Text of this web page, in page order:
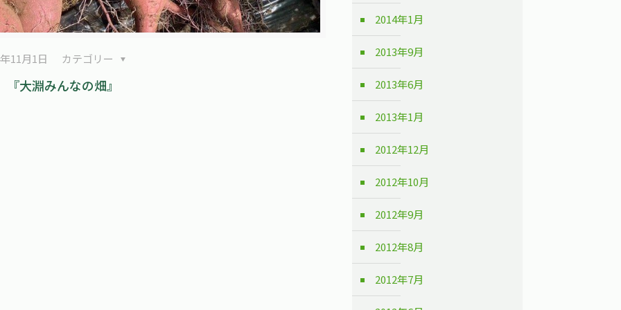
11月1日 カテゴリー
『大淵みんなの畑』
2014年1月
2013年9月
2013年6月
2013年1月
2012年12月
2012年10月
2012年9月
2012年8月
2012年7月